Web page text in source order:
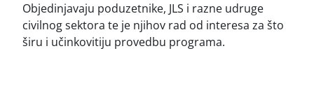
Objedinjavaju poduzetnike, JLS i razne udruge
civilnog sektora te je njihov rad od interesa za što
širu i učinkovitiju provedbu programa.